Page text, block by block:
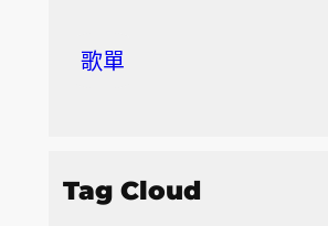
歌單
Tag Cloud